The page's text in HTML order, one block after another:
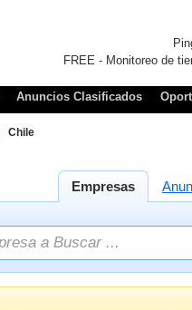
FREE - Monitoreo de
Anuncios Clasificados
Chile
Empresas